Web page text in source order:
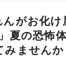
んがお化
夏の恐怖
みませんか